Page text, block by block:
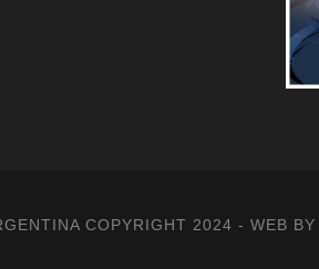
COPYRIGHT 2024 - WEB BY